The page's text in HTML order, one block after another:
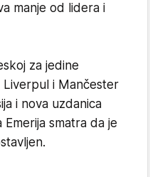
manje od lidera i
za jedine
Liverpul i Mančester
i nova uzdanica
smatra da je